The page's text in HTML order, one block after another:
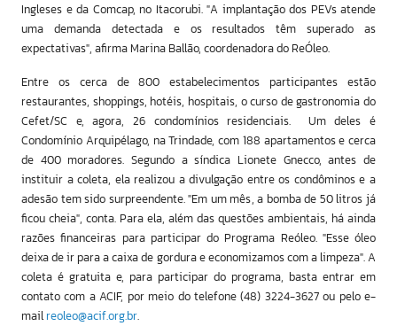
Ingleses e da Comcap, no Itacorubi. "A implantação dos PEVs atende
uma demanda detectada e os resultados têm superado as
expectativas", afirma Marina Ballão, coordenadora do ReÓleo.
Entre os cerca de 800 estabelecimentos participantes estão
restaurantes, shoppings, hotéis, hospitais, o curso de gastronomia do
Cefet/SC e, agora, 26 condomínios residenciais. Um deles é
Condomínio Arquipélago, na Trindade, com 188 apartamentos e cerca
de 400 moradores. Segundo a síndica Lionete Gnecco, antes de
instituir a coleta, ela realizou a divulgação entre os condôminos e a
adesão tem sido surpreendente. "Em um mês, a bomba de 50 litros já
ficou cheia", conta. Para ela, além das questões ambientais, há ainda
razões financeiras para participar do Programa Reóleo. "Esse óleo
deixa de ir para a caixa de gordura e economizamos com a limpeza". A
coleta é gratuita e, para participar do programa, basta entrar em
contato com a ACIF, por meio do telefone (48) 3224-3627 ou pelo e-
mail reoleo@acif.org.br.